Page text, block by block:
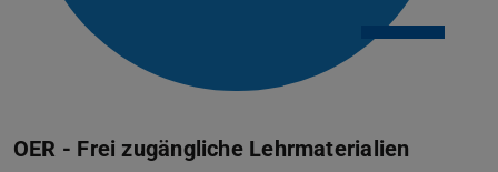
OER - Frei zugängliche Lehrmaterialien